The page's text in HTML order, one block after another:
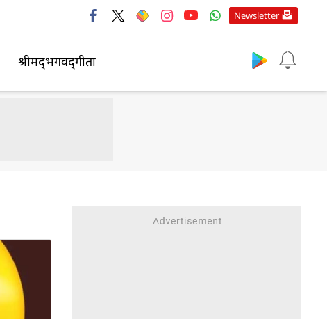
Newsletter
श्रीमद्‍भगवद्‍गीता